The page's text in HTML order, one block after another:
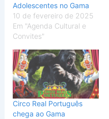
Adolescentes no Gama
10 de fevereiro de 2025
Em "Agenda Cultural e
Convites"
Circo Real Português
chega ao Gama